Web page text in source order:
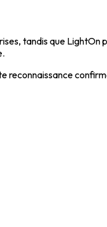
tandis que LightOn
reconnaissance